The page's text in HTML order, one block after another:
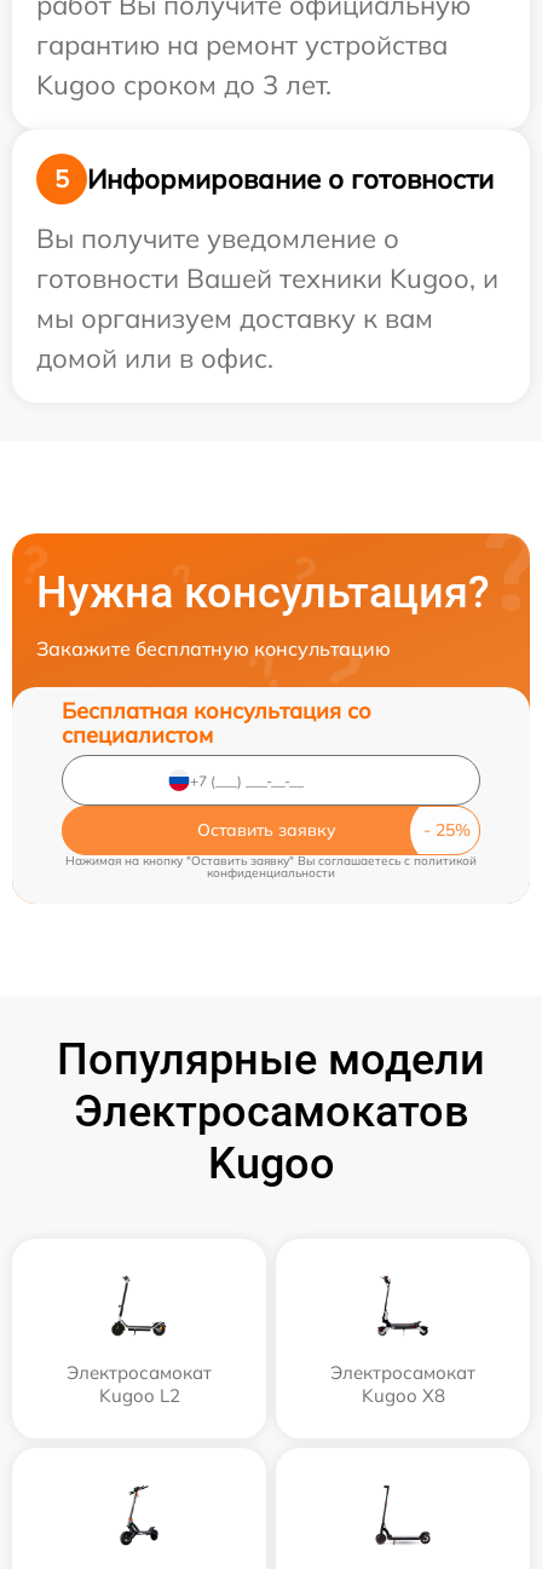
гарантию на ремонт устройства
Kugoo сроком до 3 лет.
5
Информирование о готовности
Вы получите уведомление о
готовности Вашей техники Kugoo, и
мы организуем доставку к вам
домой или в офис.
Нужна консультация?
Закажите бесплатную консультацию
Бесплатная консультация со
специалистом
Оставить заявку
Нажимая на кнопку "Оставить заявку" Вы соглашаетесь cполитикой
конфиденциальности
Популярные модели
Электросамокатов
Kugoo
Электросамокат
Kugoo L2
Электросамокат
Kugoo X8